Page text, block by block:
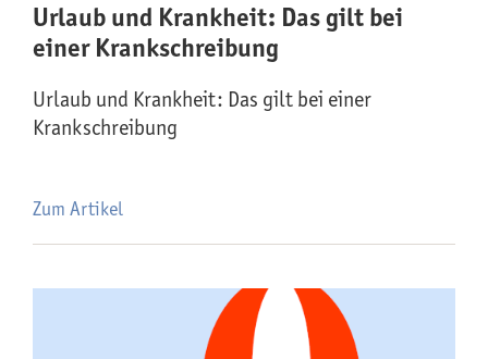
Urlaub und Krankheit: Das gilt bei
einer Krankschreibung
Urlaub und Krankheit: Das gilt bei einer
Krankschreibung
Zum Artikel